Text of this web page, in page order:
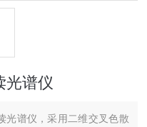
光谱仪
光谱仪，采用二维交叉色散